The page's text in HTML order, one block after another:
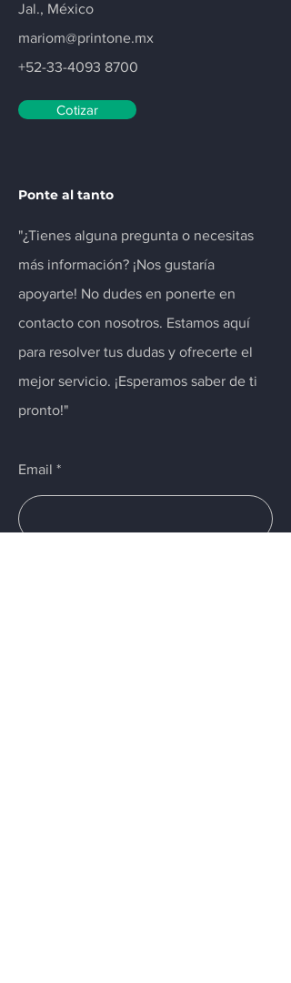
Jal., México
mariom@printone.mx
+52-33-4093 8700
Cotizar
Ponte al tanto
"¿Tienes alguna pregunta o necesitas
más información? ¡Nos gustaría
apoyarte! No dudes en ponerte en
contacto con nosotros. Estamos aquí
para resolver tus dudas y ofrecerte el
mejor servicio. ¡Esperamos saber de ti
pronto!"
Email